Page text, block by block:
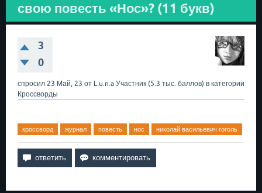
свою повесть «Нос»? (11 букв)
3
0
спросил 23 Май, 23 от L.u.n.a Участник (5.3 тыс. баллов) в категории
Кроссворды
кроссворд журнал повесть нос николай васильевич гоголь